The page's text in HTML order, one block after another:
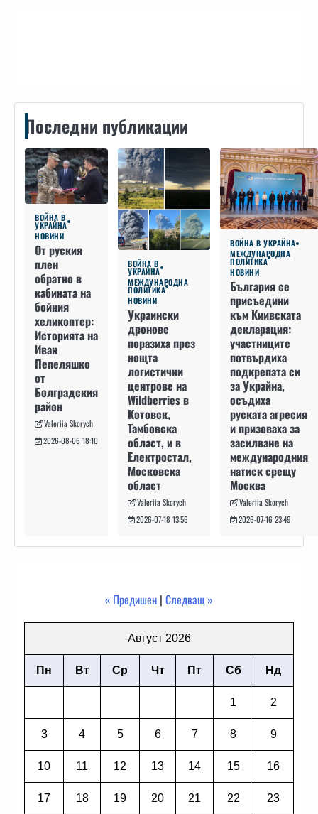
Последни публикации
ВОЙНА В
УКРАЙНА
НОВИНИ
От руския
плен
обратно в
кабината на
бойния
хеликоптер:
Историята на
Иван
Пепеляшко
от
Болградския
район
Valeriia Skorych
2026-08-06 18:10
ВОЙНА В
УКРАЙНА
МЕЖДУНАРОДНА
ПОЛИТИКА
НОВИНИ
Украински
дронове
поразиха през
нощта
логистични
центрове на
Wildberries в
Котовск,
Тамбовска
област, и в
Електростал,
Московска
област
Valeriia Skorych
2026-07-18 13:56
ВОЙНА В УКРАЙНА
МЕЖДУНАРОДНА
ПОЛИТИКА
НОВИНИ
България се
присъедини
към Киивската
декларация:
участниците
потвърдиха
подкрепата си
за Украйна,
осъдиха
руската агресия
и призоваха за
засилване на
международния
натиск срещу
Москва
Valeriia Skorych
2026-07-16 23:49
« Предишен | Следващ »
Август 2026
Пн Вт Ср Чт Пт Сб Нд
1 2
3 4 5 6 7 8 9
10 11 12 13 14 15 16
17 18 19 20 21 22 23